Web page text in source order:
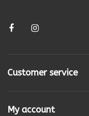
Customer service
My account